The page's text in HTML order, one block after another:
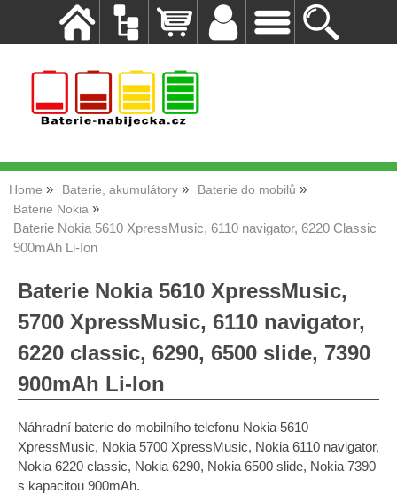
Home Baterie, akumulátory
Baterie do mobilů
Baterie Nokia
Baterie Nokia 5610 XpressMusic, 6110 navigator, 6220 Classic
900mAh Li-Ion
Baterie Nokia 5610 XpressMusic,
5700 XpressMusic, 6110 navigator,
6220 classic, 6290, 6500 slide, 7390
900mAh Li-Ion
Náhradní baterie do mobilního telefonu Nokia 5610
XpressMusic, Nokia 5700 XpressMusic, Nokia 6110 navigator,
Nokia 6220 classic, Nokia 6290, Nokia 6500 slide, Nokia 7390
s kapacitou 900mAh.